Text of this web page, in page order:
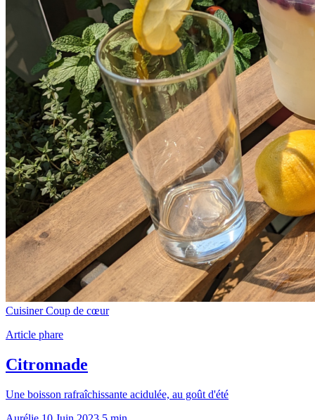
Cuisiner Coup de cœur
Article phare
Citronnade
Une boisson rafraîchissante acidulée, au goût d'été